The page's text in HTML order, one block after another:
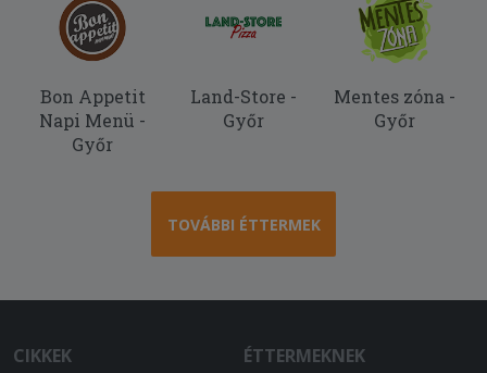
Bon Appetit
Napi Menü -
Győr
Land-Store -
Győr
Mentes zóna -
Győr
TOVÁBBI ÉTTERMEK
CIKKEK
ÉTTERMEKNEK